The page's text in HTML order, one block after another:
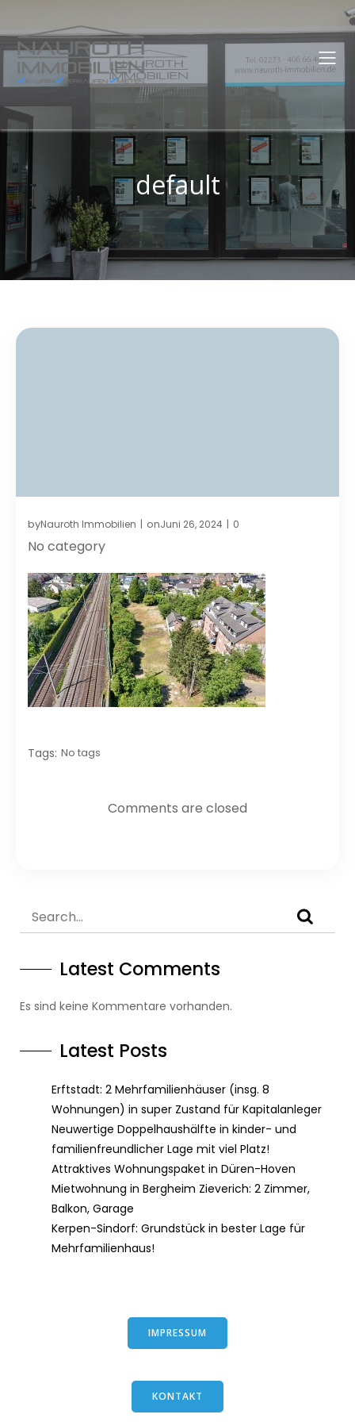
default
byNauroth Immobilien | onJuni 26, 2024 | 0
No category
Tags: No tags
Comments are closed
Latest Comments
Es sind keine Kommentare vorhanden.
Latest Posts
Erftstadt: 2 Mehrfamilienhäuser (insg. 8
Wohnungen) in super Zustand für Kapitalanleger
Neuwertige Doppelhaushälfte in kinder- und
familienfreundlicher Lage mit viel Platz!
Attraktives Wohnungspaket in Düren-Hoven
Mietwohnung in Bergheim Zieverich: 2 Zimmer,
Balkon, Garage
Kerpen-Sindorf: Grundstück in bester Lage für
Mehrfamilienhaus!
IMPRESSUM
KONTAKT